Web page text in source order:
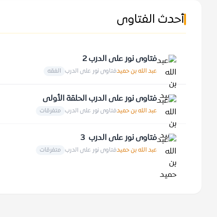
أحدث الفتاوى
فتاوى نور على الدرب 2
عبد الله بن حميدفتاوى نور على الدرب الفقه
فتاوى نور على الدرب الحلقة الأولى
عبد الله بن حميدفتاوى نور على الدرب متفرقات
فتاوى نور على الدرب 3
عبد الله بن حميدفتاوى نور على الدرب متفرقات